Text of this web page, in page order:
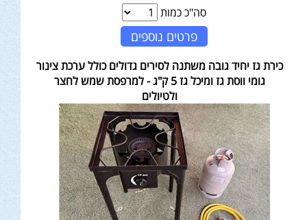
סה"כ כמות
פרטים נוספים
כירת גז יחיד גובה משתנה לסירים גדולים כולל ערכת צינור
גומי ווסת גז ומיכל גז 5 ק"ג - למרפסת שמש לחצר
ולטיולים